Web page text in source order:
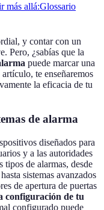
más allá:Glossario
y contar con un
Pero, ¿sabías que la
puede marcar una
te enseñaremos
la eficacia de tu
de alarma
diseñados para
y a las autoridades
tipos de alarmas, desde
sistemas avanzados
de apertura de puertas
configuración de tu
configurado puede